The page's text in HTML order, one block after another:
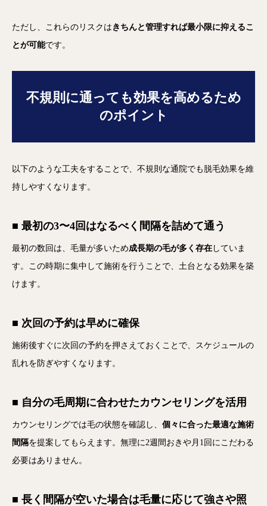
ただし、これらのリスクは きちんと管理すれば最小限に抑えるこ
とが可能です。
不規則に通っても効果を高めるため
のポイント
以下のような工夫をすることで、不規則な通院でも脱毛効果を維
持しやすくなります。
■ 最初の3〜4回はなるべく間隔を詰めて通う
最初の数回は、毛量が多いため成長期の毛が多く存在 していま
す。この時期に集中して施術を行うことで、土台となる効果を築
けます。
■ 次回の予約は早めに確保
施術後すぐに次回の予約を押さえておくことで、スケジュールの
乱れを防ぎやすくなります。
■ 自分の毛周期に合わせたカウンセリングを活用
カウンセリングでは毛の状態を確認し、 個々に合った最適な施術
間隔を提案してもらえます。無理に2週間おきや月1回にこだわる
必要はありません。
■ 長く間隔が空いた場合は毛量に応じて強さや照